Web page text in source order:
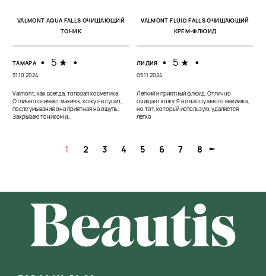
VALMONT AQUA FALLS ОЧИЩАЮЩИЙ
ТОНИК
ТАМАРА • 5 ★ •
31.10.2024
Valmont, как всегда, топовая косметика.
Отлично снимает макияж, кожу не сушит,
после умывания она приятная на ощупь.
Закрываю тоником и...
VALMONT FLUID FALLS ОЧИЩАЮЩИЙ
КРЕМ-ФЛЮИД
ЛИДИЯ • 5 ★ •
05.11.2024
Легкий и приятный флюид. Отлично
очищает кожу. Я не наошу много макияжа,
но тот, который использую, удаляется
легко
1 2 3 4 5 6 7 8